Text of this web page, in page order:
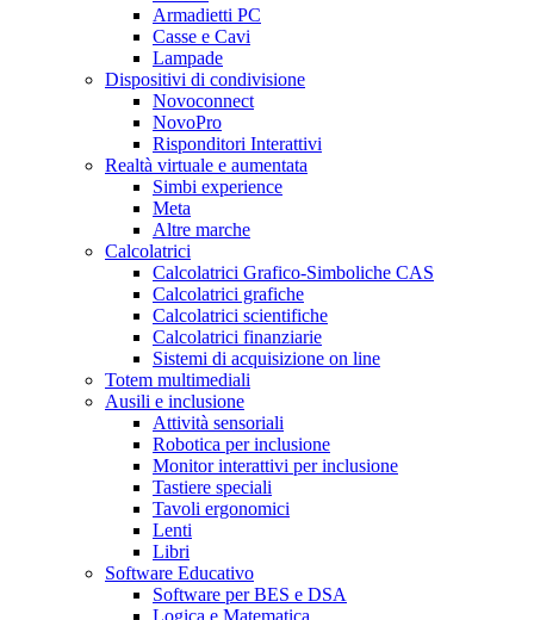
Armadietti PC
Casse e Cavi
Lampade
Dispositivi di condivisione
Novoconnect
NovoPro
Risponditori Interattivi
Realtà virtuale e aumentata
Simbi experience
Meta
Altre marche
Calcolatrici
Calcolatrici Grafico-Simboliche CAS
Calcolatrici grafiche
Calcolatrici scientifiche
Calcolatrici finanziarie
Sistemi di acquisizione on line
Totem multimediali
Ausili e inclusione
Attività sensoriali
Robotica per inclusione
Monitor interattivi per inclusione
Tastiere speciali
Tavoli ergonomici
Lenti
Libri
Software Educativo
Software per BES e DSA
Logica e Matematica